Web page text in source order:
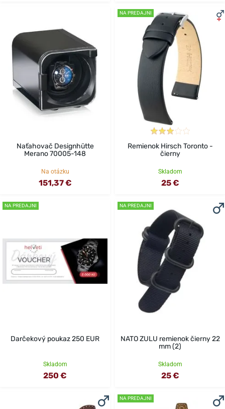
Naťahovač Designhütte
Merano 70005-148
Na otázku
151,37 €
NA PREDAJNI
Remienok Hirsch Toronto -
čierny
Skladom
25 €
NA PREDAJNI
Darčekový poukaz 250 EUR
Skladom
250 €
NA PREDAJNI
NATO ZULU remienok čierny 22
mm (2)
Skladom
25 €
NA PREDAJNI